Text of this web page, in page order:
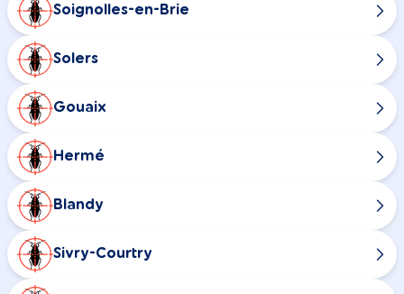
Soignolles-en-Brie
Solers
Gouaix
Hermé
Blandy
Sivry-Courtry